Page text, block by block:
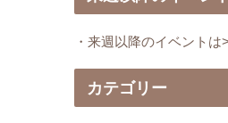
・来週以降のイベントは
カテゴリー